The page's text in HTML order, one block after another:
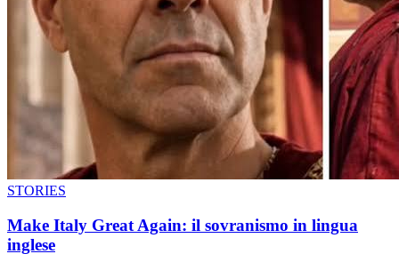
STORIES
Make Italy Great Again: il sovranismo in lingua
inglese